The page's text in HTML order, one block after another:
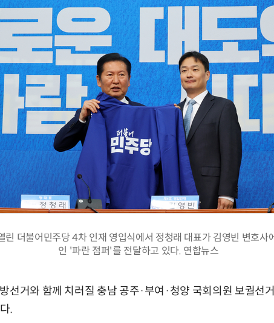
린 더불어민주당 4차 인재 영입식에서 정청래 대표가 김영빈 변호사
인 '파란 점퍼'를 전달하고 있다. 연합뉴스
선거와 함께 치러질 충남 공주·부여·청양 국회의원 보궐선
.